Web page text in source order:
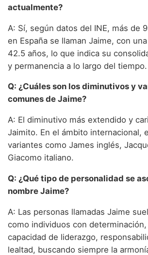
actualmente?
A: Sí, según datos del INE, más de
en España se llaman Jaime, con
42.5 años, lo que indica su
y permanencia a lo largo del tiempo.
Q: ¿Cuáles son los diminutivos y
comunes de Jaime?
A: El diminutivo más extendido y
Jaimito. En el ámbito internacional,
variantes como James inglés,
Giacomo italiano.
Q: ¿Qué tipo de personalidad se
nombre Jaime?
A: Las personas llamadas Jaime
como individuos con
capacidad de liderazgo,
lealtad, buscando siempre la